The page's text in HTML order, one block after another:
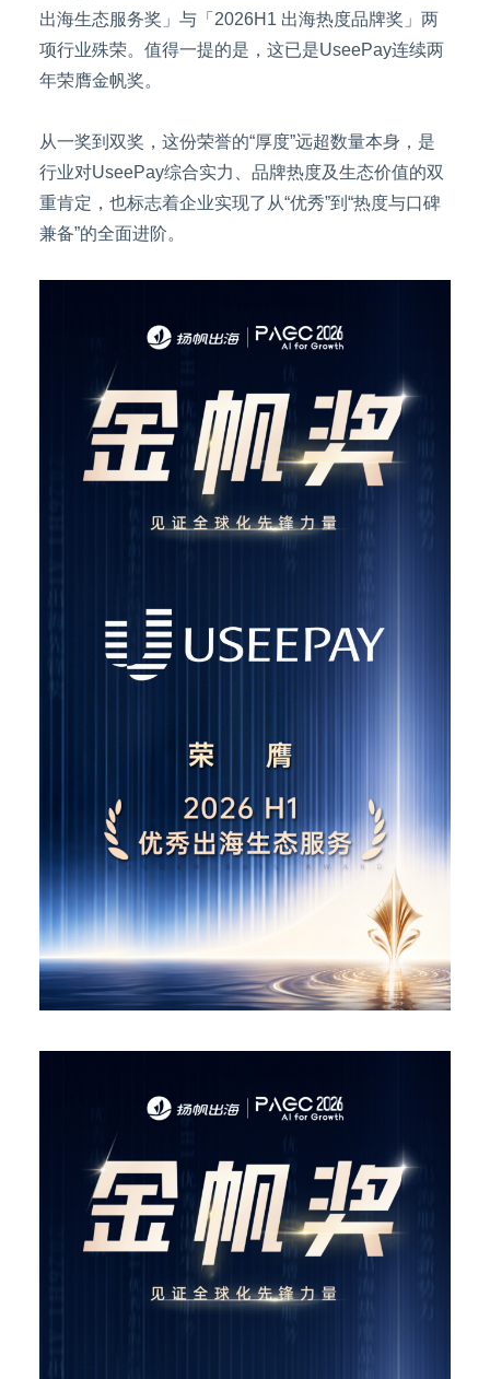
出海生态服务奖」与「2026H1 出海热度品牌奖」两
项行业殊荣。值得一提的是，这已是UseePay连续两
年荣膺金帆奖。
从一奖到双奖，这份荣誉的“厚度”远超数量本身，是
行业对UseePay综合实力、品牌热度及生态价值的双
重肯定，也标志着企业实现了从“优秀”到“热度与口碑
兼备”的全面进阶。